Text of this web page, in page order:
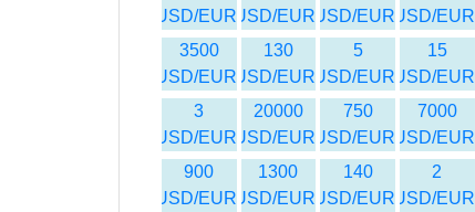
USD/EUR
USD/EUR
USD/EUR
USD/EUR
15
USD/EUR
5
USD/EUR
130
USD/EUR
3500
USD/EUR
7000
USD/EUR
750
USD/EUR
20000
USD/EUR
3
USD/EUR
2
USD/EUR
140
USD/EUR
1300
USD/EUR
900
USD/EUR